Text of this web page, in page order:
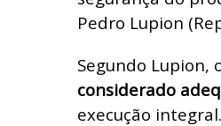
Pedro Lupion
Segundo Lupion,
considerado
execução integral.